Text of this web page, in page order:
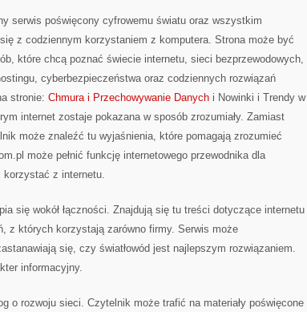
serwis poświęcony cyfrowemu światu oraz wszystkim
z codziennym korzystaniem z komputera. Strona może być
które chcą poznać świecie internetu, sieci bezprzewodowych,
cyberbezpieczeństwa oraz codziennych rozwiązań
stronie: Chmura i Przechowywanie Danych i Nowinki i Trendy w
internet zostaje pokazana w sposób zrozumiały. Zamiast
może znaleźć tu wyjaśnienia, które pomagają zrozumieć
może pełnić funkcję internetowego przewodnika dla
korzystać z internetu.
się wokół łączności. Znajdują się tu treści dotyczące internetu
z których korzystają zarówno firmy. Serwis może
się, czy światłowód jest najlepszym rozwiązaniem.
informacyjny.
o rozwoju sieci. Czytelnik może trafić na materiały poświęcone